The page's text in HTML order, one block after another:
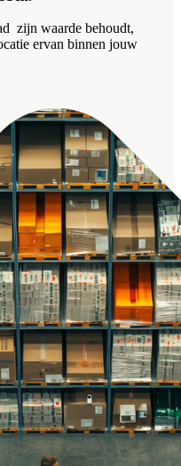
zijn waarde behoudt,
ervan binnen jouw